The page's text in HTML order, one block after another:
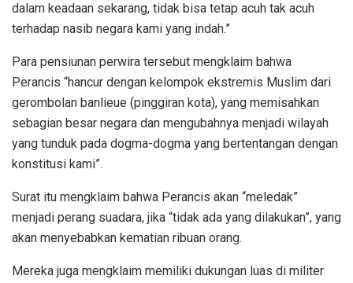
dalam keadaan sekarang, tidak bisa tetap acuh tak acuh
terhadap nasib negara kami yang indah.”
Para pensiunan perwira tersebut mengklaim bahwa
Perancis “hancur dengan kelompok ekstremis Muslim dari
gerombolan banlieue (pinggiran kota), yang memisahkan
sebagian besar negara dan mengubahnya menjadi wilayah
yang tunduk pada dogma-dogma yang bertentangan dengan
konstitusi kami”.
Surat itu mengklaim bahwa Perancis akan “meledak”
menjadi perang suadara, jika “tidak ada yang dilakukan”, yang
akan menyebabkan kematian ribuan orang.
Mereka juga mengklaim memiliki dukungan luas di militer